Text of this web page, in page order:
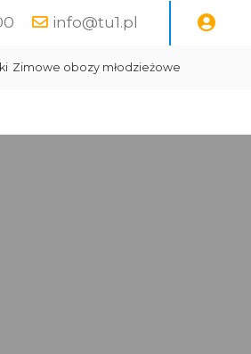
info@tu1.pl
Zimowe obozy młodzieżowe